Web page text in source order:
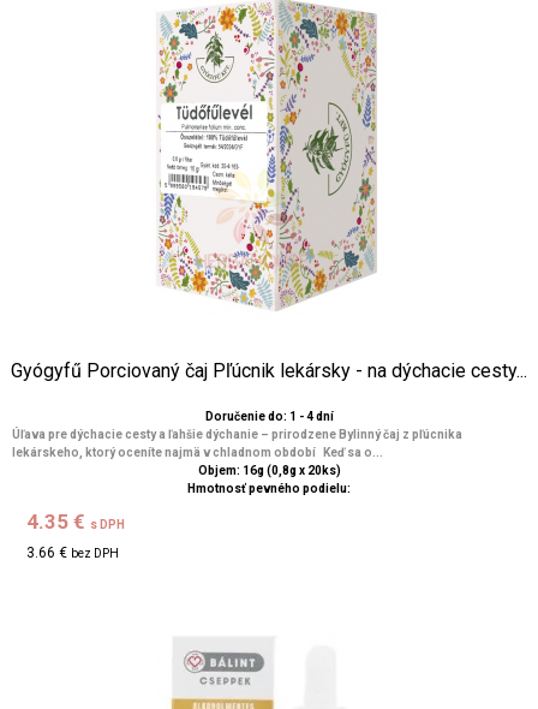
Gyógyfű Porciovaný čaj Pľúcnik lekársky - na dýchacie cesty...
Doručenie do: 1 - 4 dní
Úľava pre dýchacie cesty a ľahšie dýchanie – prirodzene Bylinný čaj z pľúcnika
lekárskeho, ktorý oceníte najmä v chladnom období Keď sa o...
Objem: 16g (0,8g x 20ks)
Hmotnosť pevného podielu:
4.35 € s DPH
3.66 € bez DPH